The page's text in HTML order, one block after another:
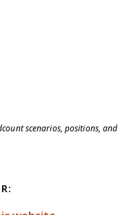
scenarios, positions, and